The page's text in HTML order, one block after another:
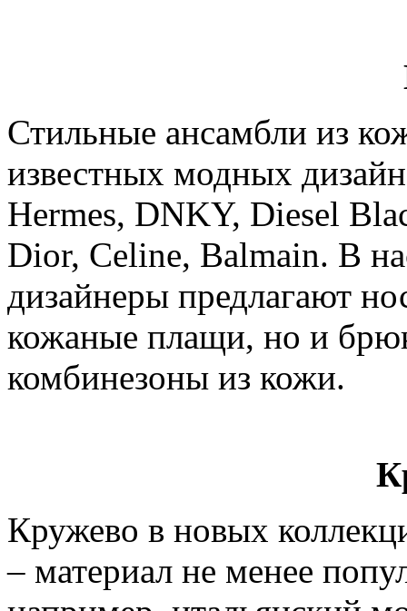
Стильные ансамбли из
известных модных
Hermes, DNKY, Diesel
Dior, Celine, Balmain. В
дизайнеры предлагают
кожаные плащи, но и
комбинезоны из кожи.
Кружево в новых
– материал не менее